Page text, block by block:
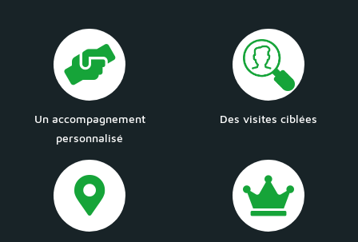
Un accompagnement
personnalisé
Des visites ciblées